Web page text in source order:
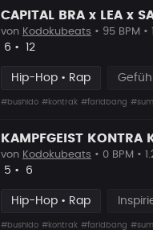
von Kodokubeats • 95 BPM •
Likes
6 • Vorgeschlagen
12
Hip-Hop • Rap
#bushido #kontrak #faridbang
KAMPFGEIST KONTRA
von Kodokubeats • 0 BPM •
Likes
5 • Vorgeschlagen
6
Hip-Hop • Rap
#bushido #kontrak #faridbang